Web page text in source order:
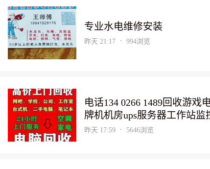
专业水电维修安装
昨天 21:17 994浏览
电话134 0266 1489回收游戏
牌机机房ups服务器工作站监
机 长期收购网吧、学校、公
级淘汰电脑；各种电脑配件
昨天 17:59 5646浏览